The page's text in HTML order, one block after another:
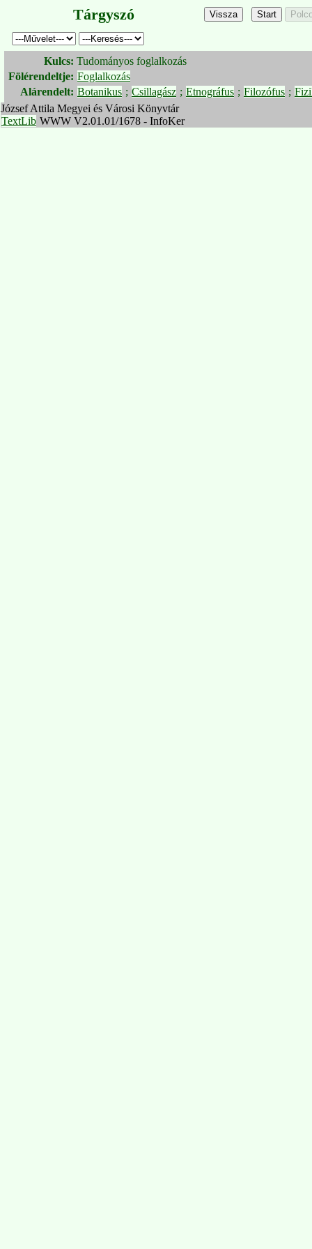
Tárgyszó
Kulcs: Tudományos foglalkozás
Fölérendeltje: Foglalkozás
Alárendelt: Botanikus ; Csillagász ; Etnográfus ; Filozófus ;
József Attila Megyei és Városi Könyvtár
TextLib WWW V2.01.01/1678 - InfoKer